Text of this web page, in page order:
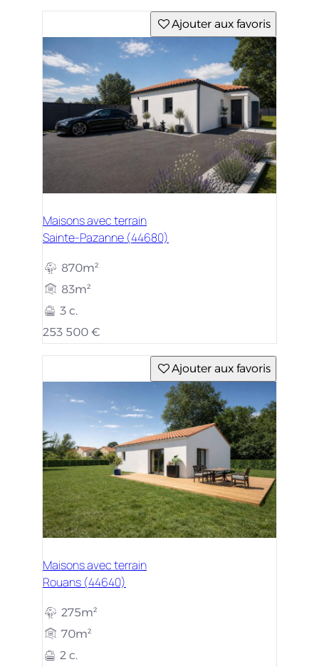
Ajouter aux favoris
Maisons avec terrain
Sainte-Pazanne (44680)
870m²
83m²
3 c.
253 500 €
Ajouter aux favoris
Maisons avec terrain
Rouans (44640)
275m²
70m²
2 c.